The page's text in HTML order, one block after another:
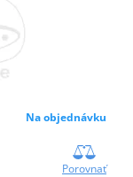
Na objednávku
Porovnať